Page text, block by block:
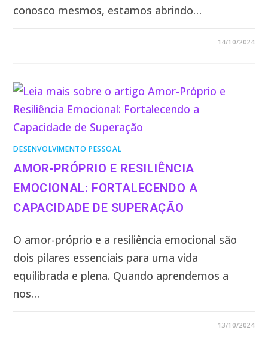
conosco mesmos, estamos abrindo…
14/10/2024
DESENVOLVIMENTO PESSOAL
AMOR-PRÓPRIO E RESILIÊNCIA
EMOCIONAL: FORTALECENDO A
CAPACIDADE DE SUPERAÇÃO
O amor-próprio e a resiliência emocional são
dois pilares essenciais para uma vida
equilibrada e plena. Quando aprendemos a
nos…
13/10/2024